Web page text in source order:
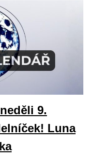
9.
Luna